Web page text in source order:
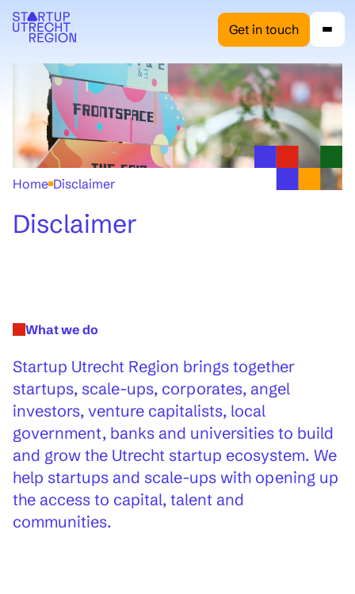
Get in touch
Home Disclaimer
Disclaimer
What we do
Startup Utrecht Region brings together
startups, scale-ups, corporates, angel
investors, venture capitalists, local
government, banks and universities to build
and grow the Utrecht startup ecosystem. We
help startups and scale-ups with opening up
the access to capital, talent and
communities.